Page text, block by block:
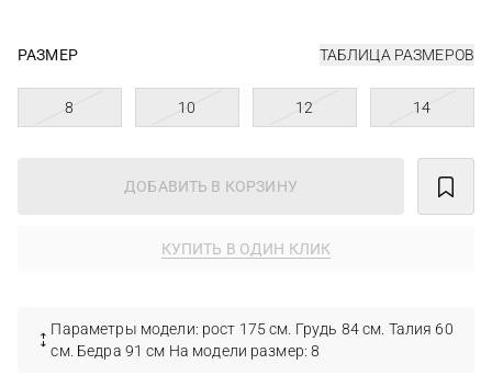
РАЗМЕР ТАБЛИЦА РАЗМЕРОВ
8 10 12 14
ДОБАВИТЬ В КОРЗИНУ
КУПИТЬ В ОДИН КЛИК
Параметры модели: рост 175 см. Грудь 84 см. Талия 60
см. Бедра 91 см На модели размер: 8